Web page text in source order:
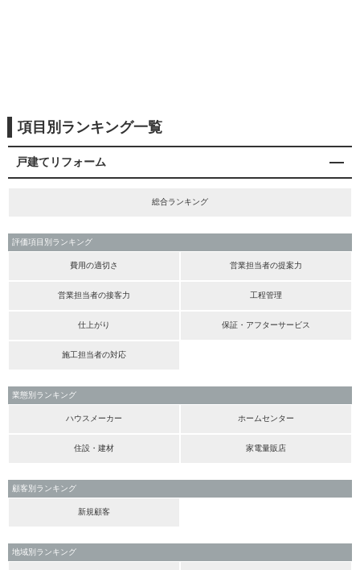
項目別ランキング一覧
戸建てリフォーム
総合ランキング
評価項目別ランキング
費用の適切さ 営業担当者の提案力
営業担当者の接客力 工程管理
仕上がり 保証・アフターサービス
施工担当者の対応
業態別ランキング
ハウスメーカー ホームセンター
住設・建材 家電量販店
顧客別ランキング
新規顧客
地域別ランキング